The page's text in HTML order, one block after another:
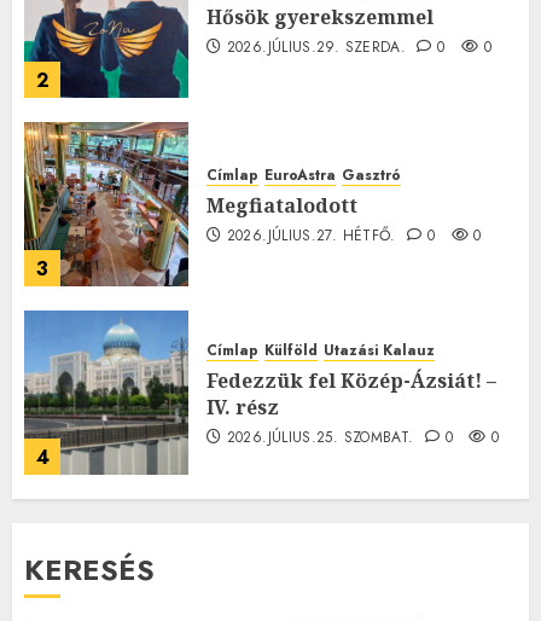
2
Hősök gyerekszemmel
2026.JÚLIUS.29. SZERDA. 0 0
3
Címlap EuroAstra Gasztró
Megfiatalodott
2026.JÚLIUS.27. HÉTFŐ. 0 0
4
Címlap Külföld Utazási Kalauz
Fedezzük fel Közép-Ázsiát! –
IV. rész
2026.JÚLIUS.25. SZOMBAT. 0 0
KERESÉS